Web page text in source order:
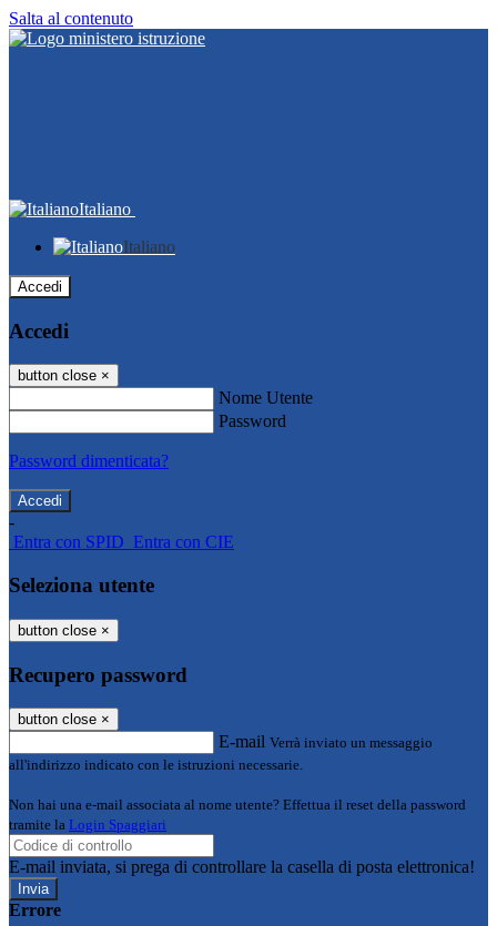
Salta al contenuto
Italiano
Italiano
Accedi
Accedi
button close ×
Nome Utente
Password
Password dimenticata?
-
Entra con SPID Entra con CIE
Seleziona utente
button close ×
Recupero password
button close ×
E-mail Verrà inviato un messaggio
all'indirizzo indicato con le istruzioni necessarie.
Non hai una e-mail associata al nome utente? Effettua il reset della password
tramite la Login Spaggiari
E-mail inviata, si prega di controllare la casella di posta elettronica!
Errore